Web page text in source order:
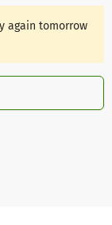
again tomorrow